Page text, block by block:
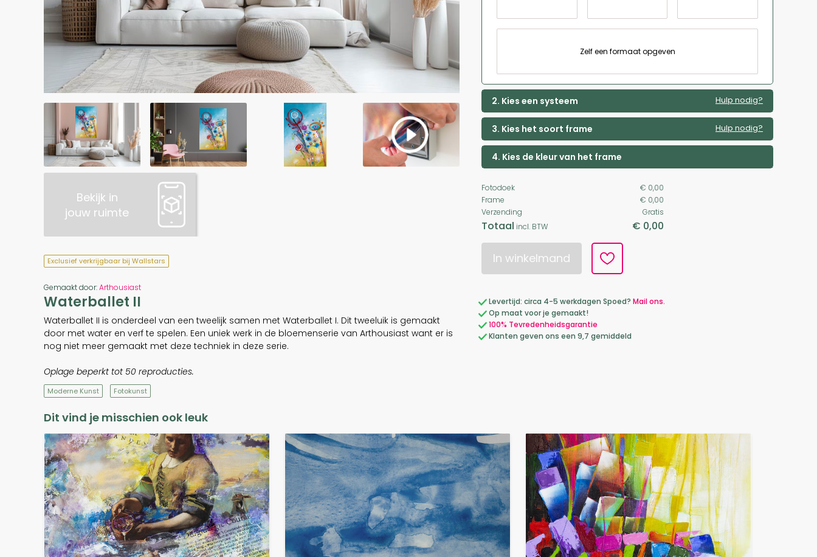
Bekijk in
jouw ruimte
Exclusief verkrijgbaar bij Wallstars
Gemaakt door:Arthousiast
Waterballet II
Waterballet II is onderdeel van een tweelijk samen met Waterballet I. Dit tweeluik is gemaakt
door met water en verf te spelen. Een uniek werk in de bloemenserie van Arthousiast want er is
nog niet meer gemaakt met deze techniek in deze serie.
Oplage beperkt tot 50 reproducties.
Moderne Kunst Fotokunst
Zelf een formaat opgeven
2. Kies een systeem Hulp nodig?
3. Kies het soort frame Hulp nodig?
4. Kies de kleur van het frame
Fotodoek
€ 0,00
Frame
€ 0,00
Verzending
Gratis
Totaal incl. BTW € 0,00
In winkelmand
Levertijd: circa 4-5 werkdagen Spoed? Mail ons.
Op maat voor je gemaakt!
100% Tevredenheidsgarantie
Klanten geven ons een 9,7 gemiddeld
Dit vind je misschien ook leuk